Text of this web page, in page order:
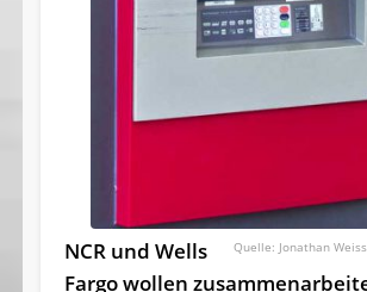
Jonathan
NCR und Wells
Fargo wollen